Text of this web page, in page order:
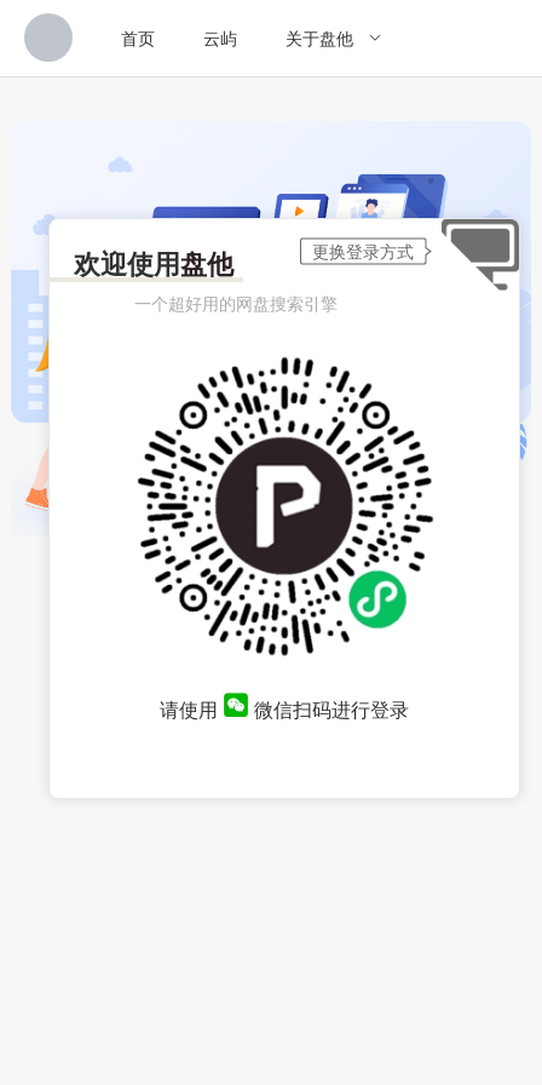
首页 云屿 关于盘他
欢迎使用盘他
一个超好用的网盘搜索引擎
请使用 微信扫码进行登录